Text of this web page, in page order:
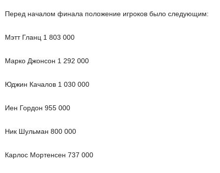
Перед началом финала положение игроков было следующим:
Мэтт Гланц 1 803 000
Марко Джонсон 1 292 000
Юджин Качалов 1 030 000
Иен Гордон 955 000
Ник Шульман 800 000
Карлос Мортенсен 737 000